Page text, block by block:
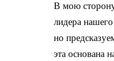
В мою
лидера
но
эта основана